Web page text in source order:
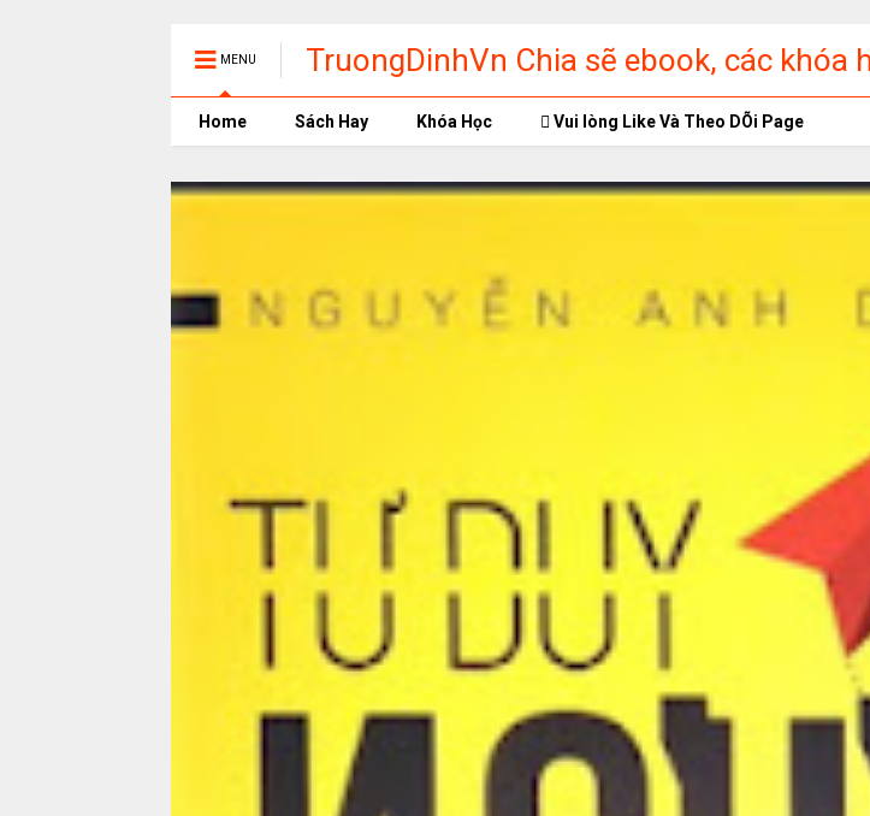
MENU
TruongDinhVn Chia sẽ ebook, các khóa
phần mềm học tập miễn phí
Home Sách Hay Khóa Học Vui lòng Like Và Theo DÕi Page